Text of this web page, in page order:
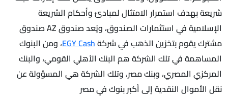
شريعة بهدف استمرار الامتثال لمبادئ وأحكام الشريعة
الإسلامية في استثمارات الصندوق، ويُعد صندوق AZ صندوق
مشترك يقوم بتخزين الذهب في شركةEGY Cash، ومن البنوك
المساهمة في تلك الشركة هم البنك الأهلي القومي، والبنك
المركزي المصري، وبنك مصر، وتلك الشركة هي المسؤولة عن
نقل الأموال النقدية إلى أكبر بنوك في مصر